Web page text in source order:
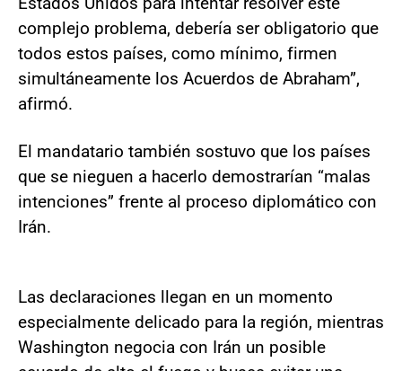
complejo problema, debería ser obligatorio que
todos estos países, como mínimo, firmen
simultáneamente los Acuerdos de Abraham”,
afirmó.
El mandatario también sostuvo que los países
que se nieguen a hacerlo demostrarían “malas
intenciones” frente al proceso diplomático con
Irán.
Las declaraciones llegan en un momento
especialmente delicado para la región, mientras
Washington negocia con Irán un posible